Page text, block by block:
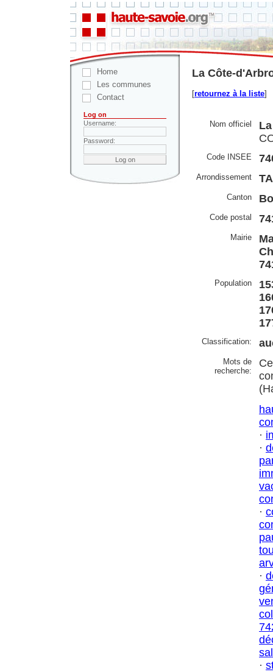
Home
Les communes
Contact
Log on
Username:
Password:
La Côte-
[retournez à la liste]
Nom officiel
Code INSEE
Arrondissement
Canton
Code postal
Mairie
Population
Classification:
Mots de
recherche:
·
·
·
·
·